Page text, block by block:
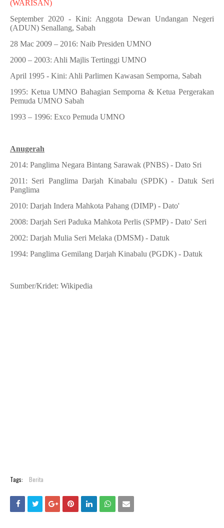
(WARISAN)
September 2020 - Kini: Anggota Dewan Undangan Negeri
(ADUN) Senallang, Sabah
28 Mac 2009 – 2016: Naib Presiden UMNO
2000 – 2003: Ahli Majlis Tertinggi UMNO
April 1995 - Kini: Ahli Parlimen Kawasan Semporna, Sabah
1995: Ketua UMNO Bahagian Semporna & Ketua Pergerakan
Pemuda UMNO Sabah
1993 – 1996: Exco Pemuda UMNO
Anugerah
2014: Panglima Negara Bintang Sarawak (PNBS) - Dato Sri
2011: Seri Panglima Darjah Kinabalu (SPDK) - Datuk Seri
Panglima
2010: Darjah Indera Mahkota Pahang (DIMP) - Dato'
2008: Darjah Seri Paduka Mahkota Perlis (SPMP) - Dato' Seri
2002: Darjah Mulia Seri Melaka (DMSM) - Datuk
1994: Panglima Gemilang Darjah Kinabalu (PGDK) - Datuk
Sumber/Kridet: Wikipedia
Tags: Berita